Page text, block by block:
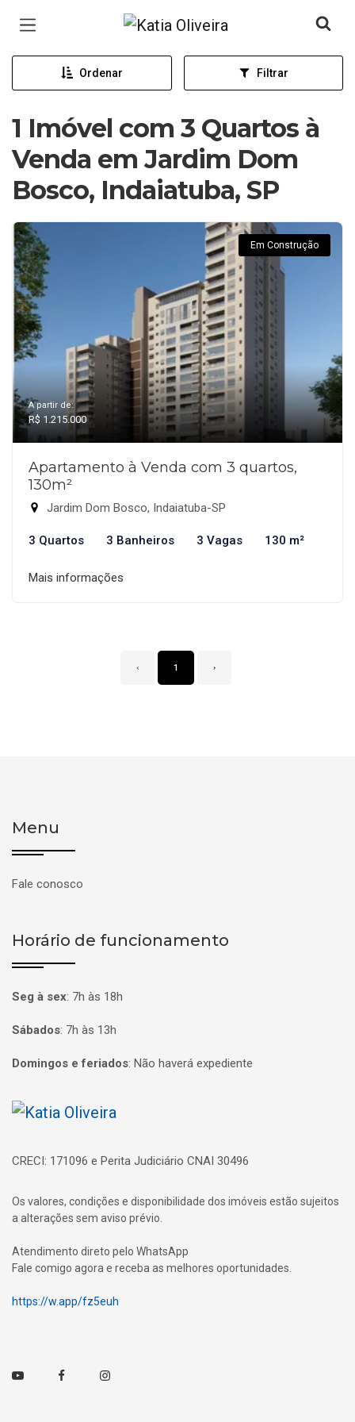
Página inicial
Ordenar Filtrar
1 Imóvel com 3 Quartos à
Venda em Jardim Dom
Bosco, Indaiatuba, SP
Em Construção
A partir de:
R$ 1.215.000
Apartamento à Venda com 3 quartos,
130m²
Jardim Dom Bosco, Indaiatuba-SP
3 Quartos 3 Banheiros 3 Vagas 130 m²
Mais informações
‹ 1 ›
Menu
Fale conosco
Horário de funcionamento
Seg à sex: 7h às 18h
Sábados: 7h às 13h
Domingos e feriados: Não haverá expediente
Página inicial
CRECI: 171096 e Perita Judiciário CNAI 30496
Os valores, condições e disponibilidade dos imóveis estão sujeitos
a alterações sem aviso prévio.
Atendimento direto pelo WhatsApp
Fale comigo agora e receba as melhores oportunidades.
https://w.app/fz5euh
Youtube FacebookInstagram